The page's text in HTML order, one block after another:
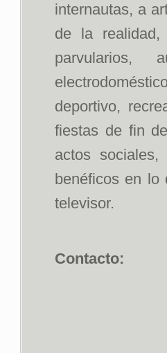
internautas, a
de la realidad,
parvularios,
deportivo,
fiestas de fin
actos
benéficos en lo
televisor.
Contacto: